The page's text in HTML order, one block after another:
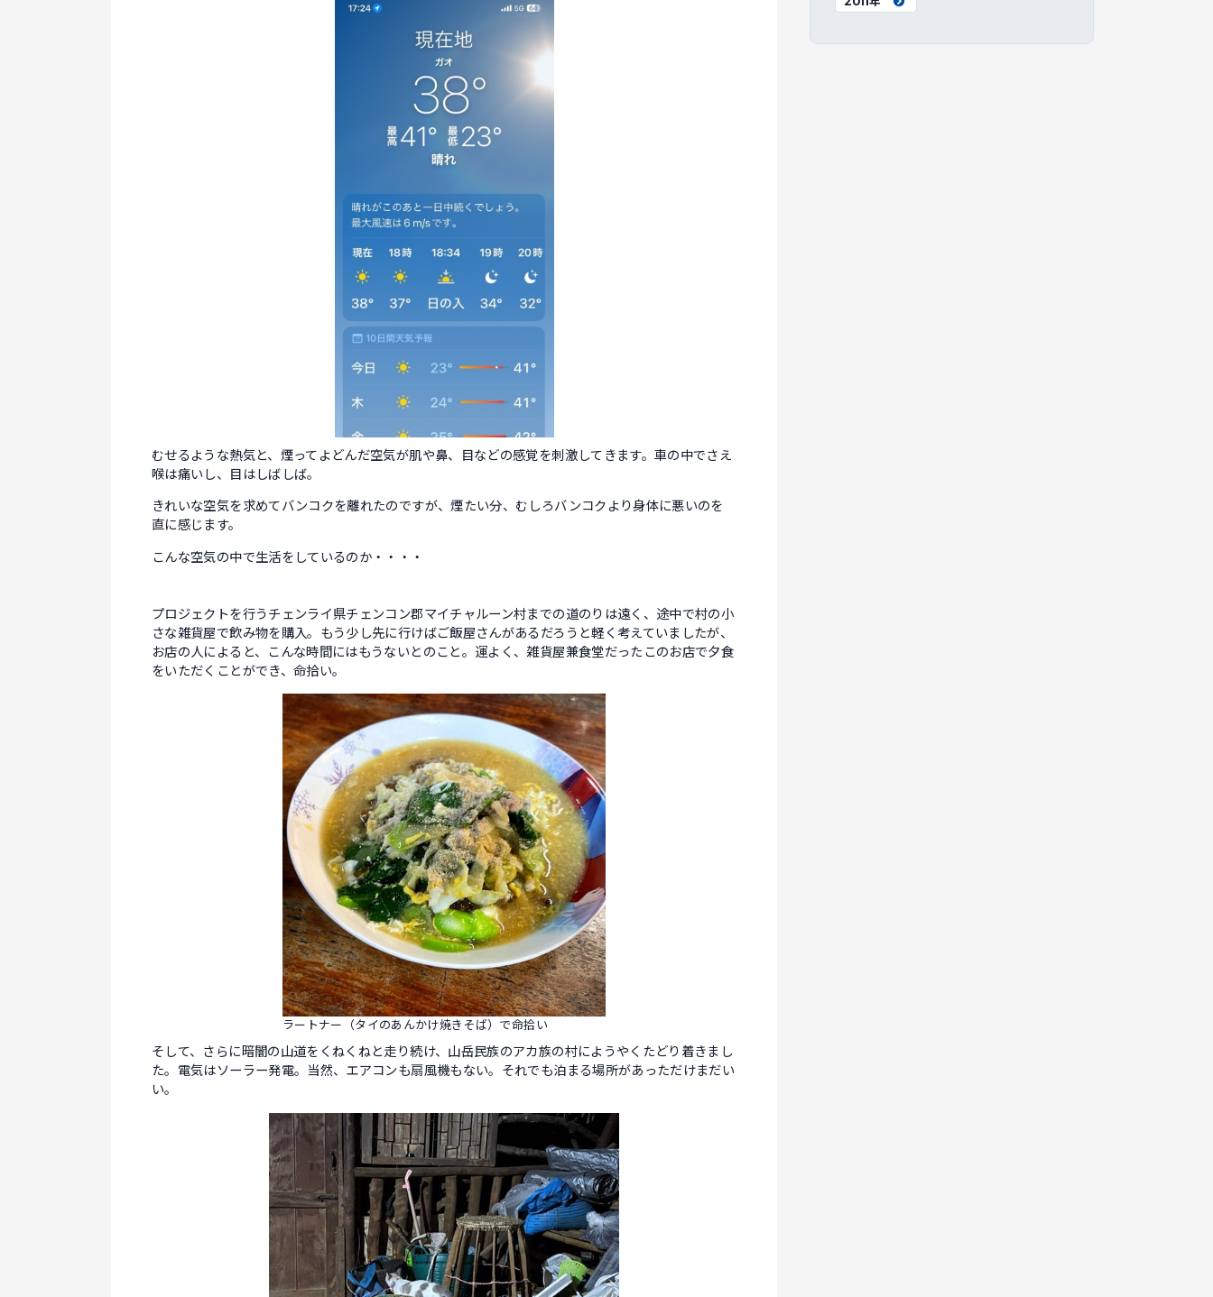
むせるような熱気と、煙ってよどんだ空気が肌や鼻、目などの感覚を刺激してきます。車の中でさえ
喉は痛いし、目はしばしば。
きれいな空気を求めてバンコクを離れたのですが、煙たい分、むしろバンコクより身体に悪いのを
直に感じます。
こんな空気の中で生活をしているのか・・・・
プロジェクトを行うチェンライ県チェンコン郡マイチャルーン村までの道のりは遠く、途中で村の小
さな雑貨屋で飲み物を購入。もう少し先に行けばご飯屋さんがあるだろうと軽く考えていましたが、
お店の人によると、こんな時間にはもうないとのこと。運よく、雑貨屋兼食堂だったこのお店で夕食
をいただくことができ、命拾い。
ラートナー（タイのあんかけ焼きそば）で命拾い
そして、さらに暗闇の山道をくねくねと走り続け、山岳民族のアカ族の村にようやくたどり着きまし
た。電気はソーラー発電。当然、エアコンも扇風機もない。それでも泊まる場所があっただけまだい
い。